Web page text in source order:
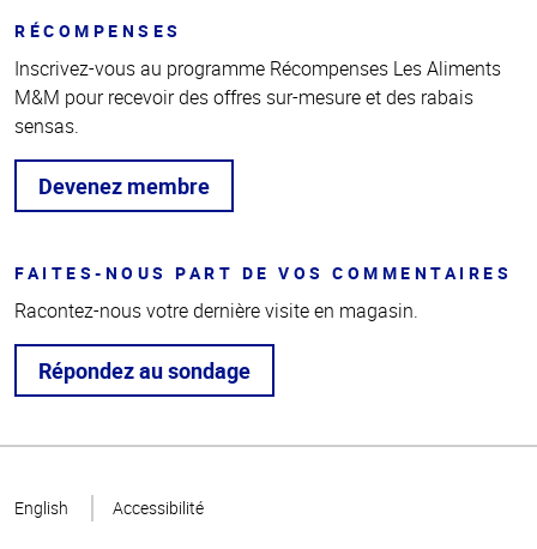
RÉCOMPENSES
Inscrivez-vous au programme Récompenses Les Aliments
M&M pour recevoir des offres sur-mesure et des rabais
sensas.
Devenez membre
FAITES-NOUS PART DE VOS COMMENTAIRES
Racontez-nous votre dernière visite en magasin.
Répondez au sondage
page
English Accessibilité